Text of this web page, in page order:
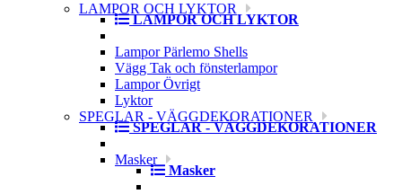
LAMPOR OCH LYKTOR
LAMPOR OCH LYKTOR
Lampor Pärlemo Shells
Vägg Tak och fönsterlampor
Lampor Övrigt
Lyktor
SPEGLAR - VÄGGDEKORATIONER
SPEGLAR - VÄGGDEKORATIONER
Masker
Masker